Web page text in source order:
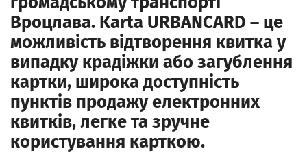
Вроцлава. Karta URBANCARD – це
можливість відтворення квитка у
випадку крадіжки або загублення
картки, широка доступність
пунктів продажу електронних
квитків, легке та зручне
користування карткою.